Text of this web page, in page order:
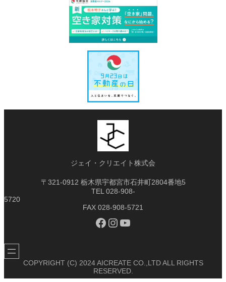
ジェイ・クリエイト株式会
〒321-0912 栃木県宇都宮市石井町2804番地5
TEL 028-908-
FAX 028-908-5721
Facebook
Instagram
YouTube
COPYRIGHT (C) 2024 AICREATE CO.,LTD ALL RIGHTS
RESERVED.